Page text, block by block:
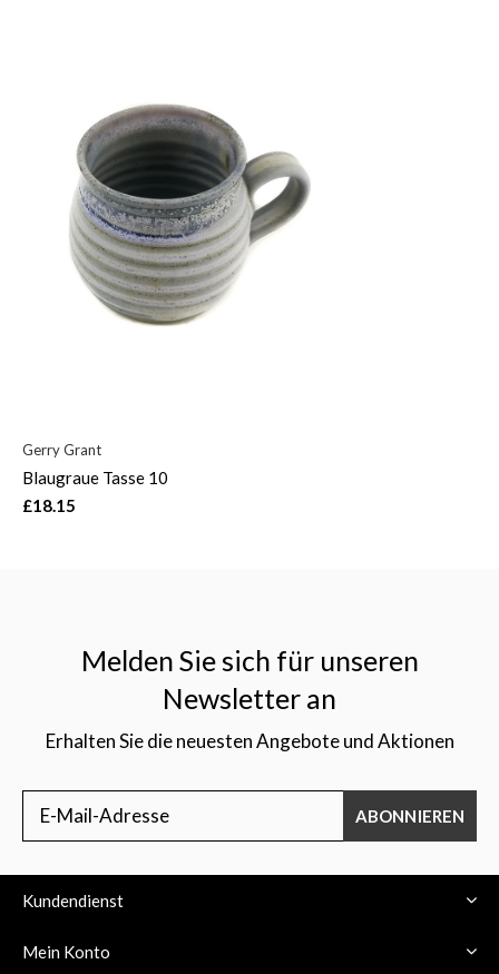
Gerry Grant
Blaugraue Tasse 10
£18.15
Melden Sie sich für unseren
Newsletter an
Erhalten Sie die neuesten Angebote und Aktionen
ABONNIEREN
Kundendienst
Mein Konto